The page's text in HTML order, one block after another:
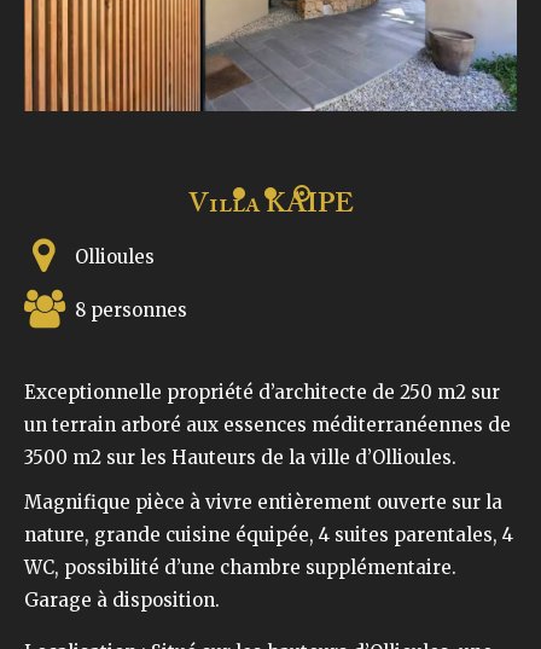
Villa KAIPE
Ollioules
8 personnes
Exceptionnelle propriété d’architecte de 250 m2 sur
un terrain arboré aux essences méditerranéennes de
3500 m2 sur les Hauteurs de la ville d’Ollioules.
Magnifique pièce à vivre entièrement ouverte sur la
nature, grande cuisine équipée, 4 suites parentales, 4
WC, possibilité d’une chambre supplémentaire.
Garage à disposition.